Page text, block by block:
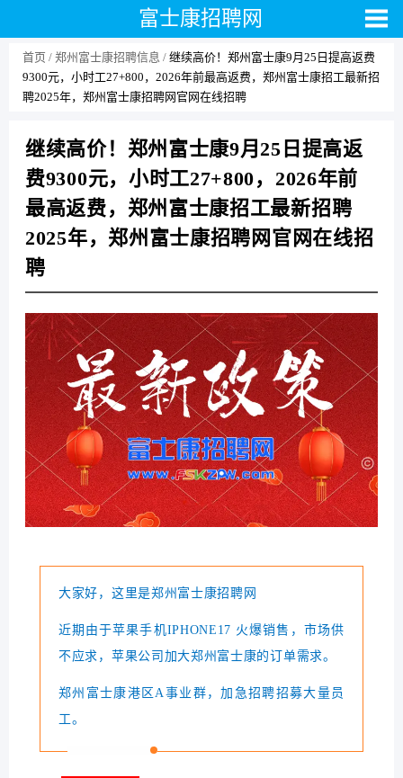
富士康招聘网
首页 郑州富士康招聘信息
继续高价！郑州富士康9月25日提高返费
9300元，小时工27+800，2026年前最高返费，郑州富士康招工最新招
聘2025年，郑州富士康招聘网官网在线招聘
继续高价！郑州富士康9月25日提高返
费9300元，小时工27+800，2026年前
最高返费，郑州富士康招工最新招聘
2025年，郑州富士康招聘网官网在线招
聘
大家好，这里是郑州富士康招聘网
近期由于苹果手机IPHONE17 火爆销售，市场供
不应求，苹果公司加大郑州富士康的订单需求。
郑州富士康港区A事业群，加急招聘招募大量员
工。